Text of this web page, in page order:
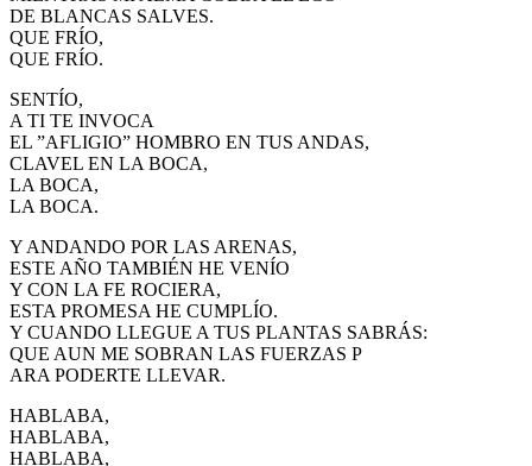
DE BLANCAS SALVES.
QUE FRÍO,
QUE FRÍO.
SENTÍO,
A TI TE INVOCA
EL ”AFLIGIO” HOMBRO EN TUS ANDAS,
CLAVEL EN LA BOCA,
LA BOCA,
LA BOCA.
Y ANDANDO POR LAS ARENAS,
ESTE AÑO TAMBIÉN HE VENÍO
Y CON LA FE ROCIERA,
ESTA PROMESA HE CUMPLÍO.
Y CUANDO LLEGUE A TUS PLANTAS SABRÁS:
QUE AUN ME SOBRAN LAS FUERZAS P
ARA PODERTE LLEVAR.
HABLABA,
HABLABA,
HABLABA,